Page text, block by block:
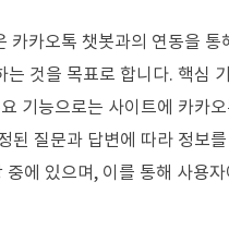
카카오톡 챗봇과의 연동을 통
것을 목표로 합니다. 핵심
기능으로는 사이트에 카카
된 질문과 답변에 따라 정보
에 있으며, 이를 통해 사용